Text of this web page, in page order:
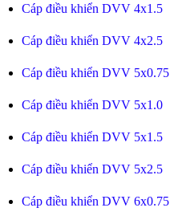
Cáp điều khiển DVV 4x1.5
Cáp điều khiển DVV 4x2.5
Cáp điều khiển DVV 5x0.75
Cáp điều khiển DVV 5x1.0
Cáp điều khiển DVV 5x1.5
Cáp điều khiển DVV 5x2.5
Cáp điều khiển DVV 6x0.75